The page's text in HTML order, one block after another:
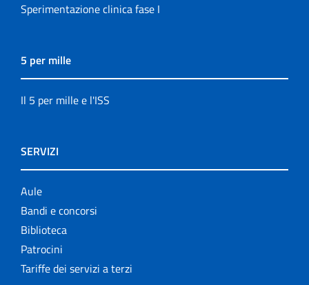
Sperimentazione clinica fase I
5 per mille
Il 5 per mille e l'ISS
SERVIZI
Aule
Bandi e concorsi
Biblioteca
Patrocini
Tariffe dei servizi a terzi